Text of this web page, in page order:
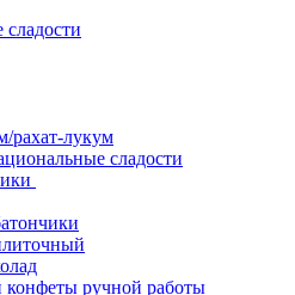
рахат-лукум
сладости
ручной работы